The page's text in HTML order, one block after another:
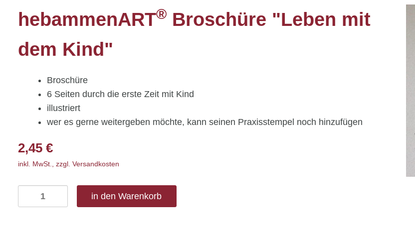
hebammenART® Broschüre "Leben mit
dem Kind"
Broschüre
6 Seiten durch die erste Zeit mit Kind
illustriert
wer es gerne weitergeben möchte, kann seinen Praxisstempel noch hinzufügen
2,45 €
inkl. MwSt., zzgl. Versandkosten